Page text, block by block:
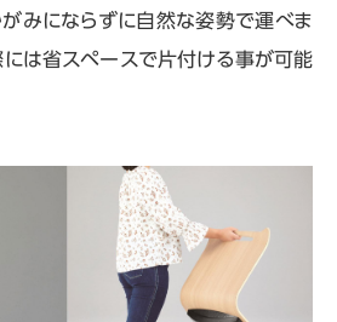
がみにならずに自然な姿勢で運べま
には省スペースで片付ける事が可能